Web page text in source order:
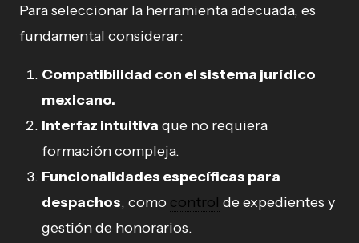
Para seleccionar la herramienta adecuada, es
fundamental considerar:
Compatibilidad con el sistema jurídico
mexicano.
Interfaz intuitiva que no requiera
formación compleja.
Funcionalidades específicas para
despachos, como control de expedientes y
gestión de honorarios.